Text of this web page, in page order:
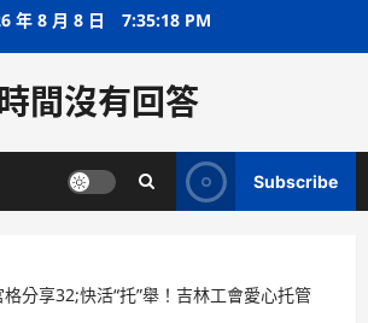
年 8 月 8 日 7:35:18 PM
間沒有回答
Subscribe
分享32;快活“托”舉！吉林工會愛心托管